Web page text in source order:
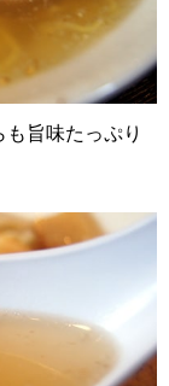
旨味たっぷり